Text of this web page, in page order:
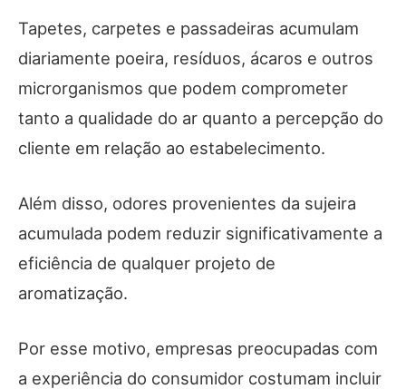
Tapetes, carpetes e passadeiras acumulam
diariamente poeira, resíduos, ácaros e outros
microrganismos que podem comprometer
tanto a qualidade do ar quanto a percepção do
cliente em relação ao estabelecimento.
Além disso, odores provenientes da sujeira
acumulada podem reduzir significativamente a
eficiência de qualquer projeto de
aromatização.
Por esse motivo, empresas preocupadas com
a experiência do consumidor costumam incluir